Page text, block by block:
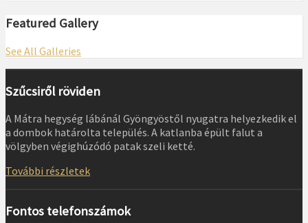
Featured Gallery
See All Galleries
Szűcsiről röviden
A Mátra hegység lábánál Gyöngyöstől nyugatra helyezkedik el
a dombok határolta település. A katlanba épült falut a
völgyben végighúzódó patak szeli ketté.
További részletek
Fontos telefonszámok